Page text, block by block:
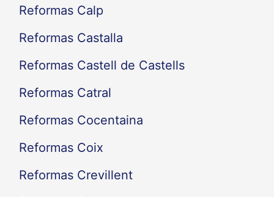
Reformas Calp
Reformas Castalla
Reformas Castell de Castells
Reformas Catral
Reformas Cocentaina
Reformas Coix
Reformas Crevillent